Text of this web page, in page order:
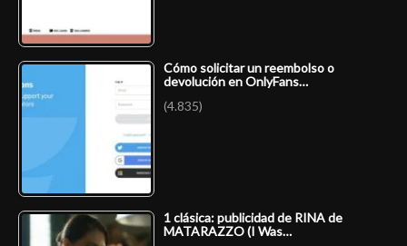
Cómo solicitar un reembolso o
devolución en OnlyFans…
(4.835)
1 clásica: publicidad de RINA de
MATARAZZO (I Was…